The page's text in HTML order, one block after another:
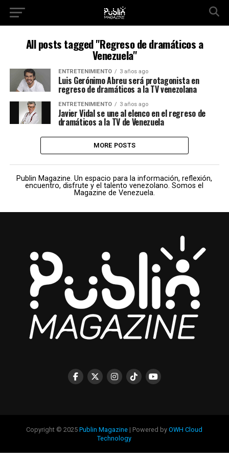
All posts tagged "Regreso de dramáticos a
Venezuela"
ENTRETENIMIENTO 3 años ago
Luis Gerónimo Abreu será protagonista en
regreso de dramáticos a la TV venezolana
ENTRETENIMIENTO 3 años ago
Javier Vidal se une al elenco en el regreso de
dramáticos a la TV de Venezuela
MORE POSTS
Publin Magazine. Un espacio para la información, reflexión,
encuentro, disfrute y el talento venezolano. Somos el
Magazine de Venezuela.
Copyright © 2025Publin Magazine | Powered byOWH Cloud
Technology